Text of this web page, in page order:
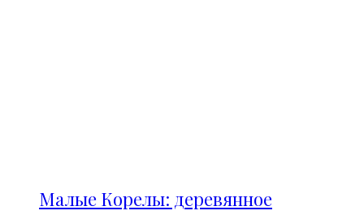
Малые Корелы: деревянное